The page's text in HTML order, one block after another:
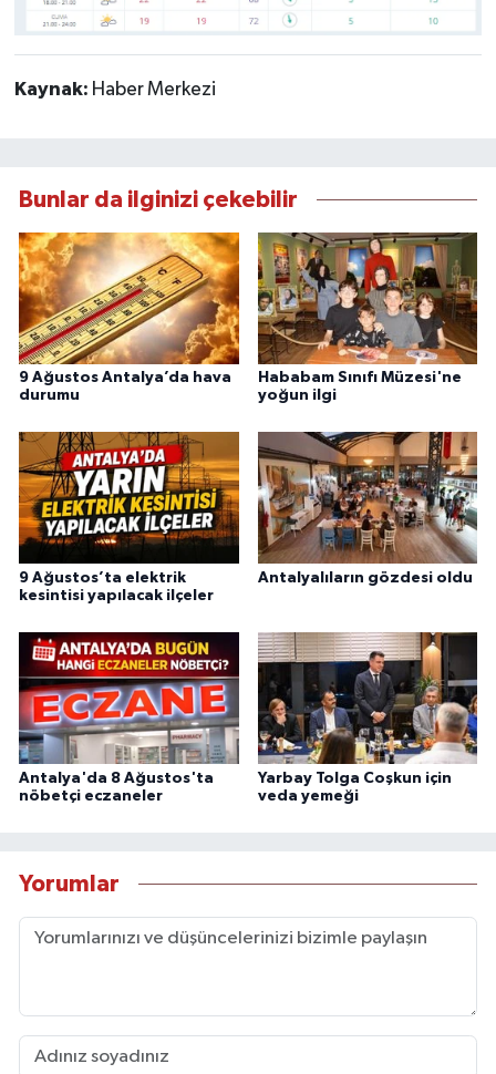
Kaynak: Haber Merkezi
Bunlar da ilginizi çekebilir
9 Ağustos Antalya’da hava
durumu
Hababam Sınıfı Müzesi'ne
yoğun ilgi
9 Ağustos’ta elektrik
kesintisi yapılacak ilçeler
Antalyalıların gözdesi oldu
Antalya'da 8 Ağustos'ta
nöbetçi eczaneler
Yarbay Tolga Coşkun için
veda yemeği
Yorumlar